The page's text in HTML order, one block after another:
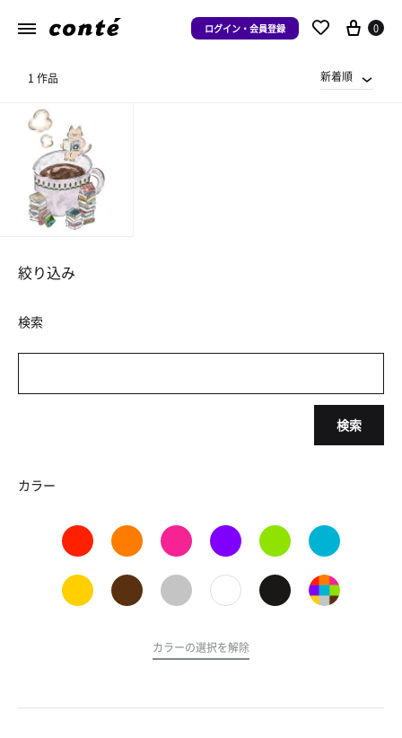
ログイン・会員登録 0
1 作品 新着順
絞り込み
検索
検索
カラー
カラーの選択を解除